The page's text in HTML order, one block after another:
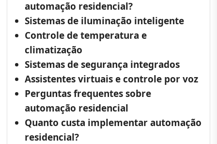
automação residencial?
Sistemas de iluminação inteligente
Controle de temperatura e
climatização
Sistemas de segurança integrados
Assistentes virtuais e controle por voz
Perguntas frequentes sobre
automação residencial
Quanto custa implementar automação
residencial?